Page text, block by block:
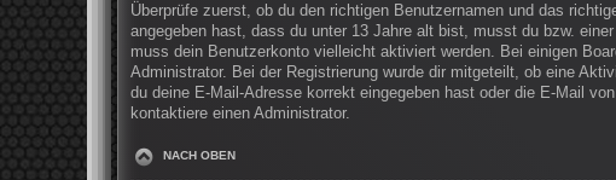
Überprüfe zuerst, ob du den richtigen Benutzernamen und das
angegeben hast, dass du unter 13 Jahre alt bist, musst du bzw.
muss dein Benutzerkonto vielleicht aktiviert werden. Bei einigen
Administrator. Bei der Registrierung wurde dir mitgeteilt, ob eine
du deine E-Mail-Adresse korrekt eingegeben hast oder die E-Mail
kontaktiere einen Administrator.
NACH OBEN